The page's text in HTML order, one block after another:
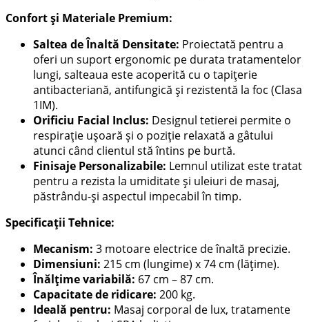
Confort și Materiale Premium:
Saltea de Înaltă Densitate: Proiectată pentru a
oferi un suport ergonomic pe durata tratamentelor
lungi, salteaua este acoperită cu o tapițerie
antibacteriană, antifungică și rezistentă la foc (Clasa
1IM).
Orificiu Facial Inclus: Designul tetierei permite o
respirație ușoară și o poziție relaxată a gâtului
atunci când clientul stă întins pe burtă.
Finisaje Personalizabile: Lemnul utilizat este tratat
pentru a rezista la umiditate și uleiuri de masaj,
păstrându-și aspectul impecabil în timp.
Specificații Tehnice:
Mecanism: 3 motoare electrice de înaltă precizie.
Dimensiuni: 215 cm (lungime) x 74 cm (lățime).
Înălțime variabilă: 67 cm – 87 cm.
Capacitate de ridicare: 200 kg.
Ideală pentru: Masaj corporal de lux, tratamente